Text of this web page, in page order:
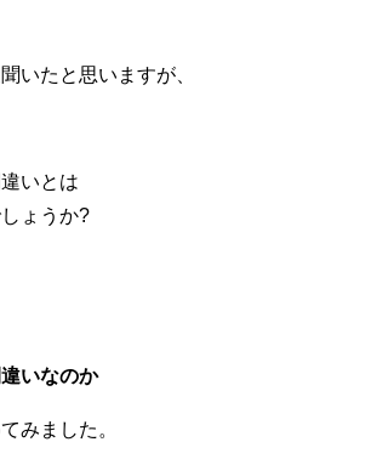
いたと思いますが、
いとは
ょうか?
いなのか
みました。